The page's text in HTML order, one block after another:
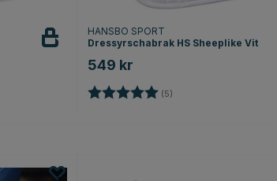
HANSBO SPORT
Dressyrschabrak HS Sheeplike Vit
549 kr
Betyg: (5)